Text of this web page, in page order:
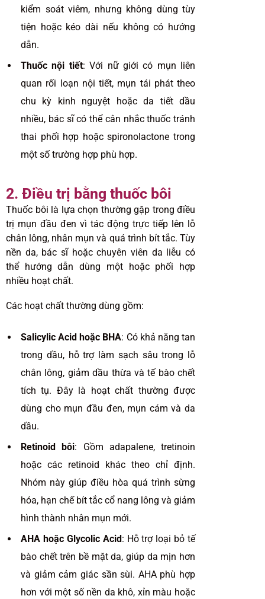
kiểm soát viêm, nhưng không dùng tùy
tiện hoặc kéo dài nếu không có hướng
dẫn.
Thuốc nội tiết: Với nữ giới có mụn liên
quan rối loạn nội tiết, mụn tái phát theo
chu kỳ kinh nguyệt hoặc da tiết dầu
nhiều, bác sĩ có thể cân nhắc thuốc tránh
thai phối hợp hoặc spironolactone trong
một số trường hợp phù hợp.
2. Điều trị bằng thuốc bôi
Thuốc bôi là lựa chọn thường gặp trong điều
trị mụn đầu đen vì tác động trực tiếp lên lỗ
chân lông, nhân mụn và quá trình bít tắc. Tùy
nền da, bác sĩ hoặc chuyên viên da liễu có
thể hướng dẫn dùng một hoặc phối hợp
nhiều hoạt chất.
Các hoạt chất thường dùng gồm:
Salicylic Acid hoặc BHA: Có khả năng tan
trong dầu, hỗ trợ làm sạch sâu trong lỗ
chân lông, giảm dầu thừa và tế bào chết
tích tụ. Đây là hoạt chất thường được
dùng cho mụn đầu đen, mụn cám và da
dầu.
Retinoid bôi: Gồm adapalene, tretinoin
hoặc các retinoid khác theo chỉ định.
Nhóm này giúp điều hòa quá trình sừng
hóa, hạn chế bít tắc cổ nang lông và giảm
hình thành nhân mụn mới.
AHA hoặc Glycolic Acid : Hỗ trợ loại bỏ tế
bào chết trên bề mặt da, giúp da mịn hơn
và giảm cảm giác sần sùi. AHA phù hợp
hơn với một số nền da khô, xỉn màu hoặc